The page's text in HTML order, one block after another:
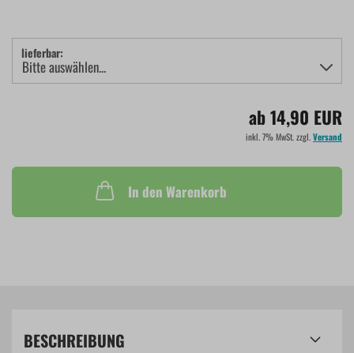
lieferbar:
ab 14,90 EUR
inkl. 7% MwSt. zzgl.Versand
In den Warenkorb
BESCHREIBUNG